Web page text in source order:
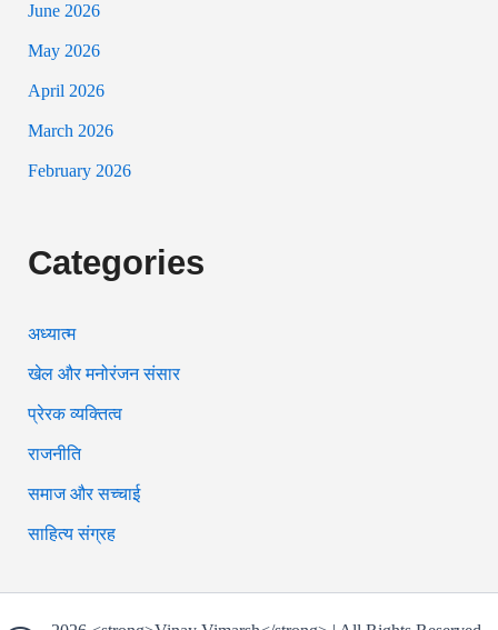
June 2026
May 2026
April 2026
March 2026
February 2026
Categories
अध्यात्म
खेल और मनोरंजन संसार
प्रेरक व्यक्तित्व
राजनीति
समाज और सच्चाई
साहित्य संग्रह